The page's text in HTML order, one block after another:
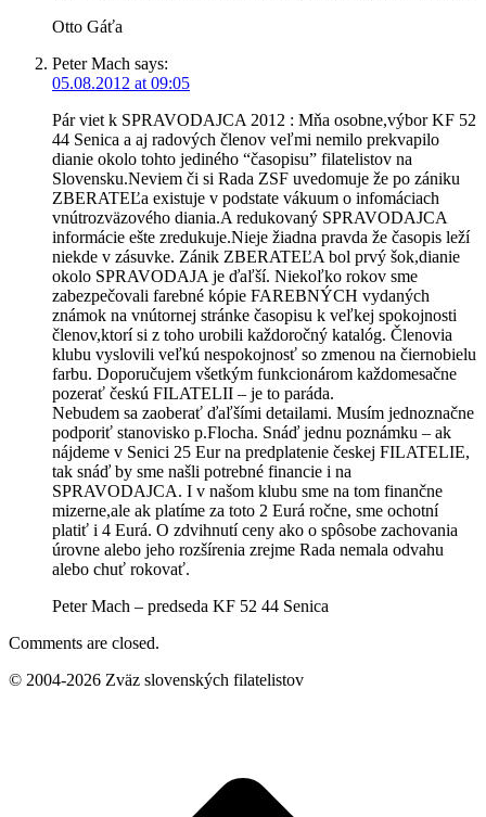
Otto Gáťa
Peter Mach says:
05.08.2012 at 09:05
Pár viet k SPRAVODAJCA 2012 : Mňa osobne,výbor KF 52
44 Senica a aj radových členov veľmi nemilo prekvapilo
dianie okolo tohto jediného “časopisu” filatelistov na
Slovensku.Neviem či si Rada ZSF uvedomuje že po zániku
ZBERATEĽa existuje v podstate vákuum o infomáciach
vnútrozväzového diania.A redukovaný SPRAVODAJCA
informácie ešte zredukuje.Nieje žiadna pravda že časopis leží
niekde v zásuvke. Zánik ZBERATEĽA bol prvý šok,dianie
okolo SPRAVODAJA je ďaľší. Niekoľko rokov sme
zabezpečovali farebné kópie FAREBNÝCH vydaných
známok na vnútornej stránke časopisu k veľkej spokojnosti
členov,ktorí si z toho urobili každoročný katalóg. Členovia
klubu vyslovili veľkú nespokojnosť so zmenou na čiernobielu
farbu. Doporučujem všetkým funkcionárom každomesačne
pozerať českú FILATELII – je to paráda.
Nebudem sa zaoberať ďaľšími detailami. Musím jednoznačne
podporiť stanovisko p.Flocha. Snáď jednu poznámku – ak
nájdeme v Senici 25 Eur na predplatenie českej FILATELIE,
tak snáď by sme našli potrebné financie i na
SPRAVODAJCA. I v našom klubu sme na tom finančne
mizerne,ale ak platíme za toto 2 Eurá ročne, sme ochotní
platiť i 4 Eurá. O zdvihnutí ceny ako o spôsobe zachovania
úrovne alebo jeho rozšírenia zrejme Rada nemala odvahu
alebo chuť rokovať.
Peter Mach – predseda KF 52 44 Senica
Comments are closed.
© 2004-2026 Zväz slovenských filatelistov